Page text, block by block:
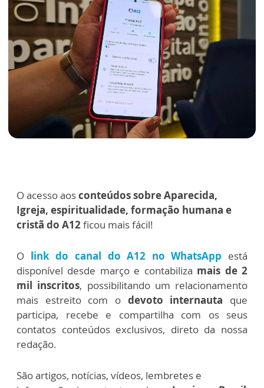
O acesso aosconteúdos sobre Aparecida,
Igreja, espiritualidade, formação humana e
cristã do A12ficou mais fácil!
O link do canal do A12 no WhatsApp está
disponível desde março e contabiliza mais de 2
mil inscritos, possibilitando um relacionamento
mais estreito com o devoto internauta que
participa, recebe e compartilha com os seus
contatos conteúdos exclusivos, direto da nossa
redação.
São artigos, notícias, vídeos, lembretes e